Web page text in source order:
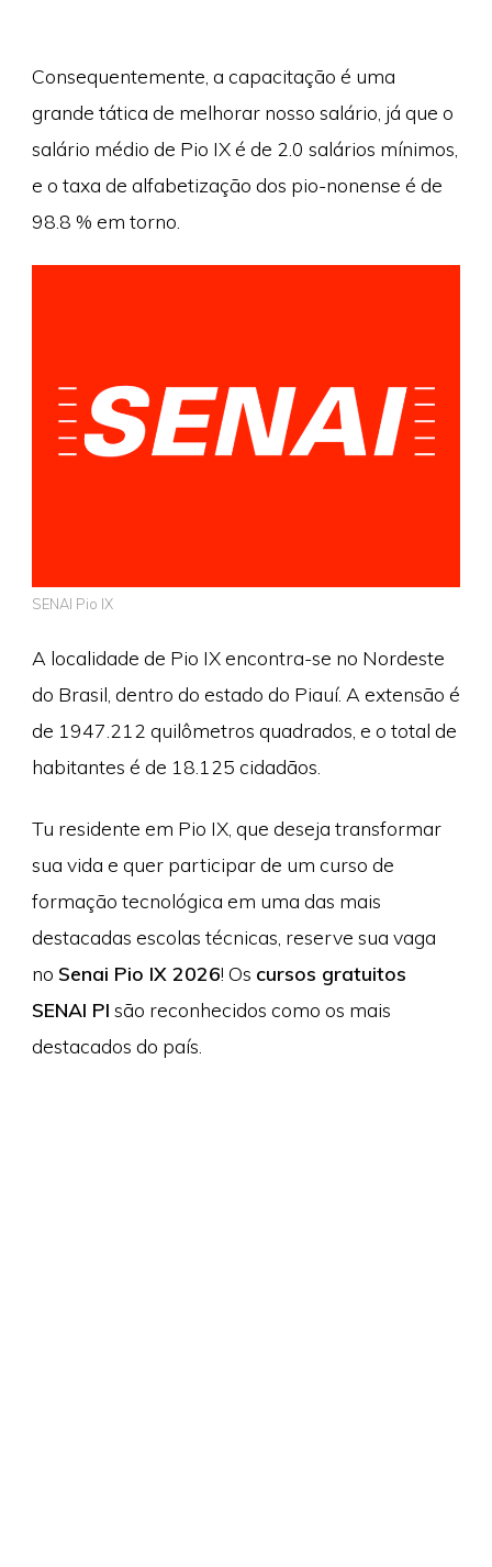
Consequentemente, a capacitação é uma
grande tática de melhorar nosso salário, já que o
salário médio de Pio IX é de 2.0 salários mínimos,
e o taxa de alfabetização dos pio-nonense é de
98.8 % em torno.
SENAI Pio IX
A localidade de Pio IX encontra-se no Nordeste
do Brasil, dentro do estado do Piauí. A extensão é
de 1947.212 quilômetros quadrados, e o total de
habitantes é de 18.125 cidadãos.
Tu residente em Pio IX, que deseja transformar
sua vida e quer participar de um curso de
formação tecnológica em uma das mais
destacadas escolas técnicas, reserve sua vaga
no Senai Pio IX 2026! Os cursos gratuitos
SENAI PI são reconhecidos como os mais
destacados do país.